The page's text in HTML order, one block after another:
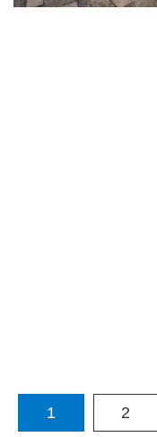
1 2